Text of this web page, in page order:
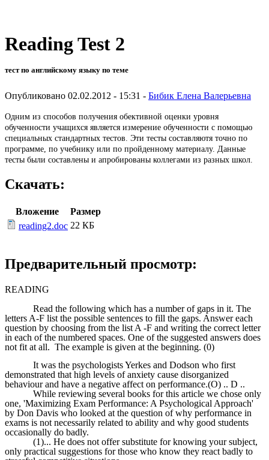
Reading Test 2
тест по английскому языку по теме
Опубликовано 02.02.2012 - 15:31 - Бибик Елена Валерьевна
Одним из способов получения обективной оценки уровня
обученности учащихся является измерение обученности с помощью
специальных стандартных тестов. Эти тесты составляютя точно по
программе, по учебнику или по пройденному материалу. Данные
тесты были составлены и апробированы коллегами из разных школ.
Скачать:
Вложение
Размер
reading2.doc 22 КБ
Предварительный просмотр:
READING
Read the following which has a number of gaps in it. The
letters A-F list the possible sentences to fill the gaps. Answer each
question by choosing from the list A -F and writing the correct letter
in each of the numbered spaces. One of the suggested answers does
not fit at all. The example is given at the beginning. (0)
It was the psychologists Yerkes and Dodson who first
demonstrated that high levels of anxiety cause disorganized
behaviour and have a negative affect on performance.(O) .. D ..
While reviewing several books for this article we chose only
one, 'Maximizing Exam Performance: A Psychological Approach'
by Don Davis who looked at the question of why performance in
exams is not necessarily related to ability and why good students
occasionally do badly.
(1)... He does not offer substitute for knowing your subject,
only practical suggestions for those who know they react badly to